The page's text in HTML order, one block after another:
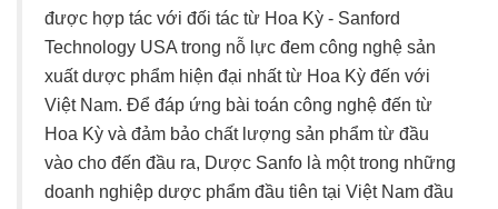
được hợp tác với đối tác từ Hoa Kỳ - Sanford
Technology USA trong nỗ lực đem công nghệ sản
xuất dược phẩm hiện đại nhất từ Hoa Kỳ đến với
Việt Nam. Để đáp ứng bài toán công nghệ đến từ
Hoa Kỳ và đảm bảo chất lượng sản phẩm từ đầu
vào cho đến đầu ra, Dược Sanfo là một trong những
doanh nghiệp dược phẩm đầu tiên tại Việt Nam đầu